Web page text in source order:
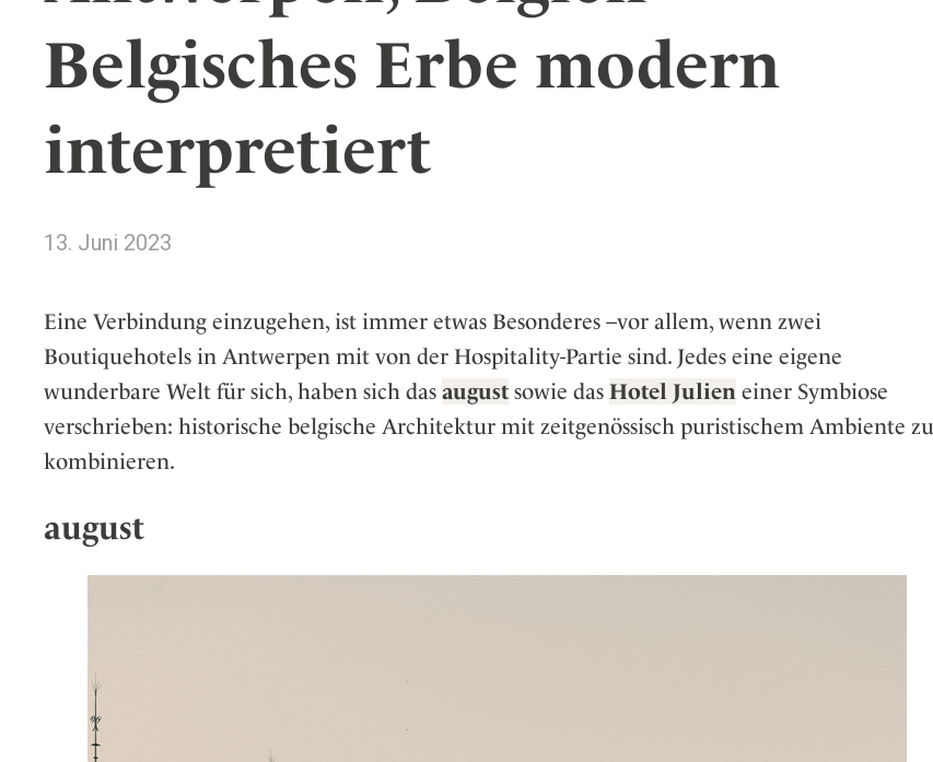
Kroatien
Mexico
Österreich
Portugal
USA
Persönlichkeiten
Belgisches Erbe modern
interpretiert
13. Juni 2023
Eine Verbindung einzugehen, ist immer etwas Besonderes –vor allem, wenn zwei
Boutiquehotels in Antwerpen mit von der Hospitality-Partie sind. Jedes eine eigene
wunderbare Welt für sich, haben sich das augustsowie das Hotel Julien einer Symbiose
verschrieben: historische belgische Architektur mit zeitgenössisch puristischem Ambiente zu
kombinieren.
august